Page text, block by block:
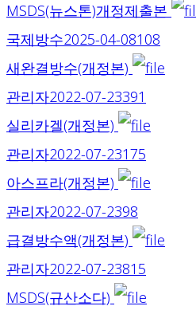
MSDS(뉴스톤)개정제출본
국제방수2025-04-08108
새완결방수(개정본)
관리자2022-07-23391
실리카겔(개정본)
관리자2022-07-23175
아스프라(개정본)
관리자2022-07-2398
급결방수액(개정본)
관리자2022-07-23815
MSDS(규산소다)